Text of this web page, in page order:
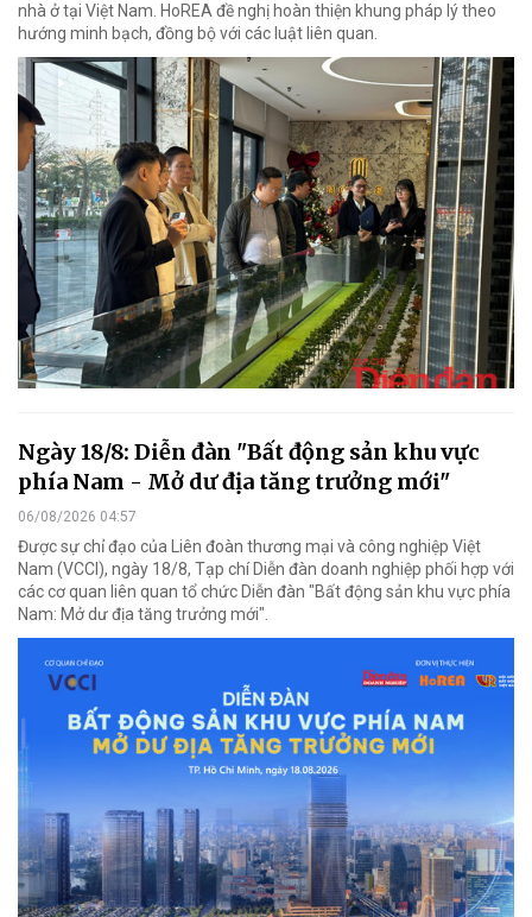
nhà ở tại Việt Nam. HoREA đề nghị hoàn thiện khung pháp lý theo
hướng minh bạch, đồng bộ với các luật liên quan.
Ngày 18/8: Diễn đàn "Bất động sản khu vực
phía Nam - Mở dư địa tăng trưởng mới"
06/08/2026 04:57
Được sự chỉ đạo của Liên đoàn thương mại và công nghiệp Việt
Nam (VCCI), ngày 18/8, Tạp chí Diễn đàn doanh nghiệp phối hợp với
các cơ quan liên quan tổ chức Diễn đàn "Bất động sản khu vực phía
Nam: Mở dư địa tăng trưởng mới".